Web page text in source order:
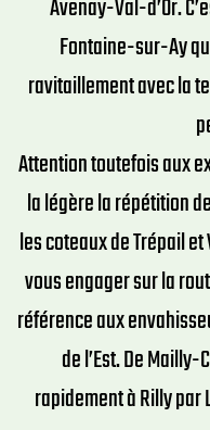
Avenay-Val-d’Or.
Fontaine-sur-Ay
ravitaillement avec la
Attention toutefois aux
la légère la répétition
les coteaux de Trépail
vous engager sur la
référence aux
de l’Est. De
rapidement à Rilly